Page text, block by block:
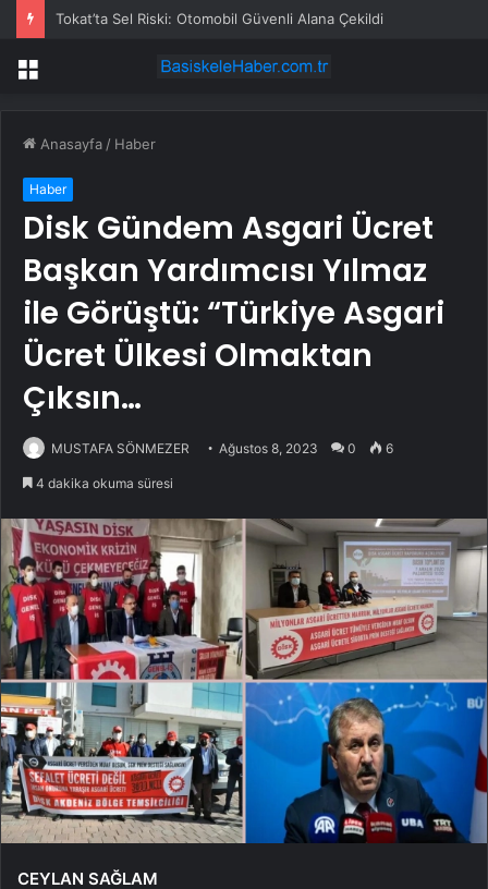
Tokat’ta Sel Riski: Otomobil Güvenli Alana Çekildi
Menü
Anasayfa / Haber
Haber
Disk Gündem Asgari Ücret
Başkan Yardımcısı Yılmaz
ile Görüştü: “Türkiye Asgari
Ücret Ülkesi Olmaktan
Çıksın…
MUSTAFA SÖNMEZER Ağustos 8, 2023 0 6
4 dakika okuma süresi
CEYLAN SAĞLAM